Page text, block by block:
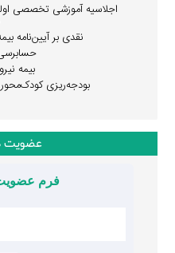
اجلاسیه آموزشی تخصصی
نقدی بر آیین‌نامه
بیمه
بودجه‌ریزی کودک‌محور
عضویت
فرم